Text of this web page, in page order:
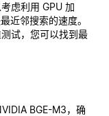
虑利用 GPU 加
近邻搜索的速度。
试，您可以找到最
BGE-M3，确